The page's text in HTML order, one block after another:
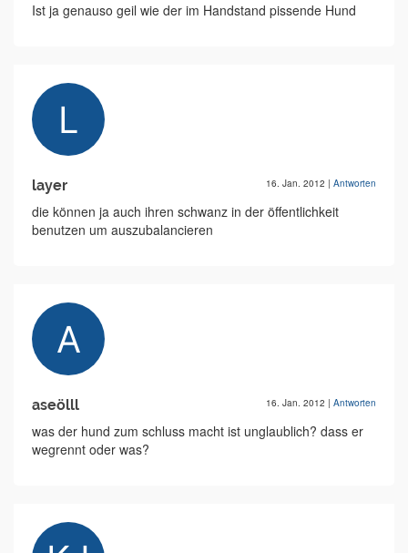
Ist ja genauso geil wie der im Handstand pissende Hund
layer 16. Jan. 2012 | Antworten
die können ja auch ihren schwanz in der öffentlichkeit
benutzen um auszubalancieren
aseölll 16. Jan. 2012 | Antworten
was der hund zum schluss macht ist unglaublich? dass er
wegrennt oder was?